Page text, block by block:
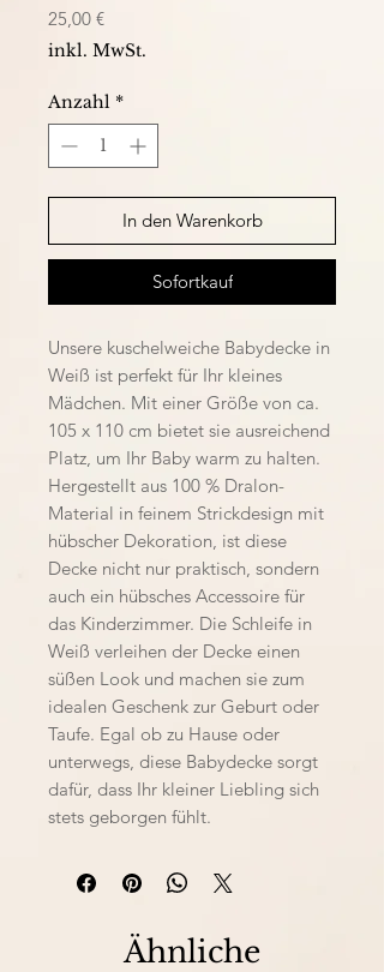
25,00 €Preis
inkl. MwSt.
Anzahl *
In den Warenkorb
Sofortkauf
Unsere kuschelweiche Babydecke in
Weiß ist perfekt für Ihr kleines
Mädchen. Mit einer Größe von ca.
105 x 110 cm bietet sie ausreichend
Platz, um Ihr Baby warm zu halten.
Hergestellt aus 100 % Dralon-
Material in feinem Strickdesign mit
hübscher Dekoration, ist diese
Decke nicht nur praktisch, sondern
auch ein hübsches Accessoire für
das Kinderzimmer. Die Schleife in
Weiß verleihen der Decke einen
süßen Look und machen sie zum
idealen Geschenk zur Geburt oder
Taufe. Egal ob zu Hause oder
unterwegs, diese Babydecke sorgt
dafür, dass Ihr kleiner Liebling sich
stets geborgen fühlt.
Ähnliche